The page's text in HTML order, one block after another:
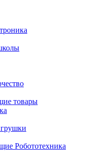
товары
Робототехника